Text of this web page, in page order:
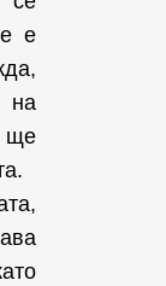
е
ще